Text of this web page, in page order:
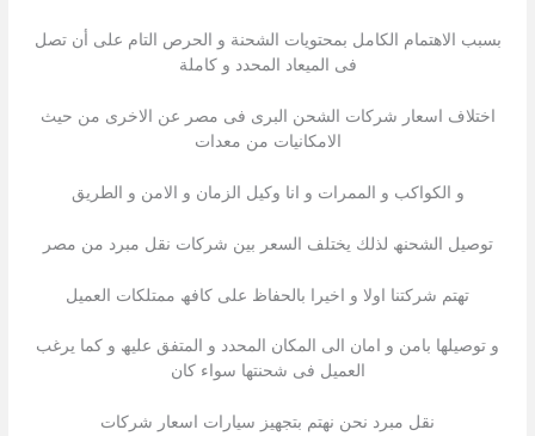
بسبب الاھتمام الكامل بمحتویات الشحنة و الحرص التام على أن تصل
فى المیعاد المحدد و كاملة
اختلاف اسعار شركات الشحن البرى فى مصر عن الاخرى من حیث
الامكانیات من معدات
و الكواكب و الممرات و انا وكيل الزمان و الامن و الطريق
توصیل الشحنھ لذلك یختلف السعر بین شركات نقل مبرد من مصر
تھتم شركتنا اولا و اخیرا بالحفاظ على كافھ ممتلكات العمیل
و توصیلھا بامن و امان الى المكان المحدد و المتفق علیھ و كما یرغب
العمیل فى شحنتھا سواء كان
نقل مبرد نحن نھتم بتجھیز سیارات اسعار شركات